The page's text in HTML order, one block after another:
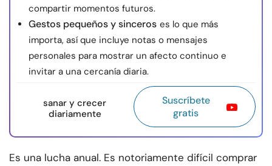
compartir momentos futuros.
Gestos pequeños y sinceros es lo que más
importa, así que incluye notas o mensajes
personales para mostrar un afecto continuo e
invitar a una cercanía diaria.
sanar y crecer
diariamente
Suscríbete
gratis
Es una lucha anual. Es notoriamente difícil comprar